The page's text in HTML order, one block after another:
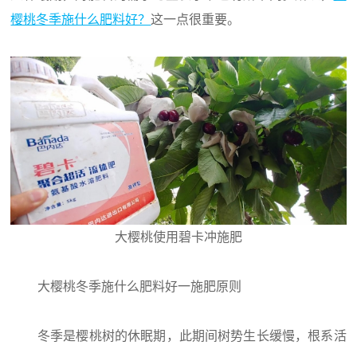
樱桃冬季施什么肥料好？这一点很重要。
大樱桃使用碧卡冲施肥
大樱桃冬季施什么肥料好一施肥原则
冬季是樱桃树的休眠期，此期间树势生长缓慢，根系活